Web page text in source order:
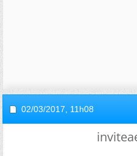
02/03/2017, 11h08